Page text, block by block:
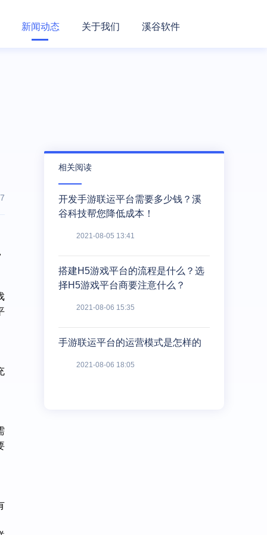
新闻动态 关于我们 溪谷软件
相关阅读
开发手游联运平台需要多少钱？溪
谷科技帮您降低成本！
2021-08-05 13:41
搭建H5游戏平台的流程是什么？选
择H5游戏平台商要注意什么？
2021-08-06 15:35
手游联运平台的运营模式是怎样的
2021-08-06 18:05